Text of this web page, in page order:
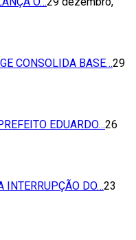
CONSOLIDA BASE…29
EDUARDO…26
INTERRUPÇÃO DO…23